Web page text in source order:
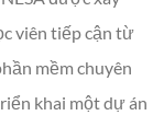
viên tiếp cận từ
mềm chuyên
khai một dự án